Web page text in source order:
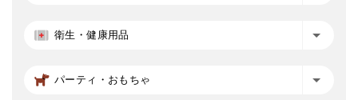
衛生・健康用品
パーティ・おもちゃ